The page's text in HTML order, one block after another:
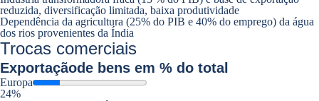
reduzida, diversificação limitada, baixa produtividade
Dependência da agricultura (25% do PIB e 40% do emprego) da água
dos rios provenientes da Índia
Trocas comerciais
Exportaçãode bens em % do total
Europa
24%